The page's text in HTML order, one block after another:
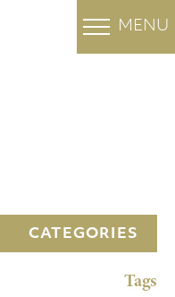
MENU
CATEGORIES
Tags